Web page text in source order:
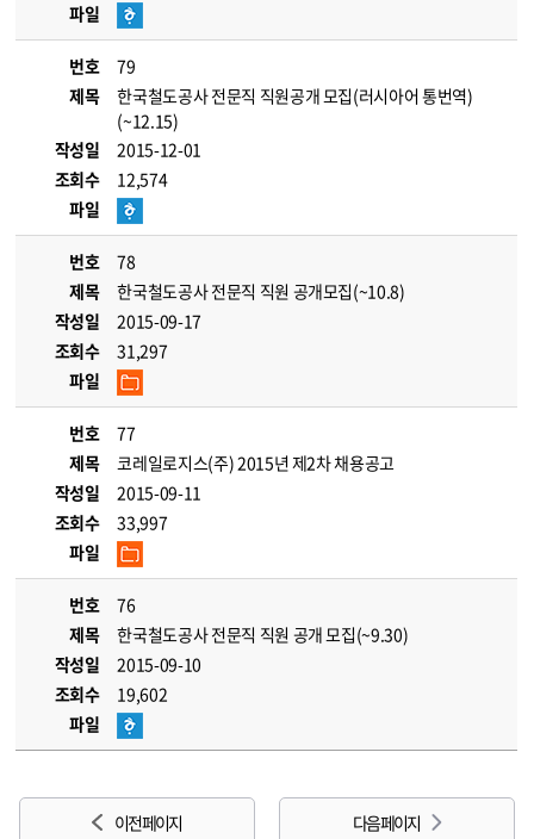
파일
번호
79
제목
한국철도공사 전문직 직원공개 모집(러시아어 통번역)
(~12.15)
작성일
2015-12-01
조회수
12,574
파일
번호
78
제목
한국철도공사 전문직 직원 공개모집(~10.8)
작성일
2015-09-17
조회수
31,297
파일
번호
77
제목
코레일로지스(주) 2015년 제2차 채용공고
작성일
2015-09-11
조회수
33,997
파일
번호
76
제목
한국철도공사 전문직 직원 공개 모집(~9.30)
작성일
2015-09-10
조회수
19,602
파일
이전 페이지 다음 페이지